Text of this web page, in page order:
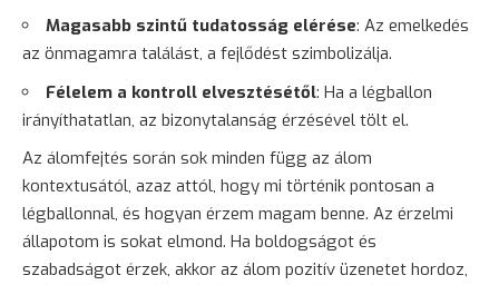
Magasabb szintű tudatosság elérése: Az emelkedés
az önmagamra találást, a fejlődést szimbolizálja.
Félelem a kontroll elvesztésétől: Ha a légballon
irányíthatatlan, az bizonytalanság érzésével tölt el.
Az álomfejtés során sok minden függ az álom
kontextusától, azaz attól, hogy mi történik pontosan a
légballonnal, és hogyan érzem magam benne. Az érzelmi
állapotom is sokat elmond. Ha boldogságot és
szabadságot érzek, akkor az álom pozitív üzenetet hordoz,